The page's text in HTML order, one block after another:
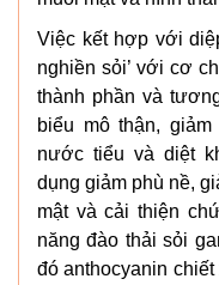
Việc kết hợp với
nghiền sỏi’ với cơ
thành phần và
biểu mô thận,
nước tiểu và diệt
dụng giảm phù nề,
mật và cải thiện
năng đào thải sỏi
đó anthocyanin